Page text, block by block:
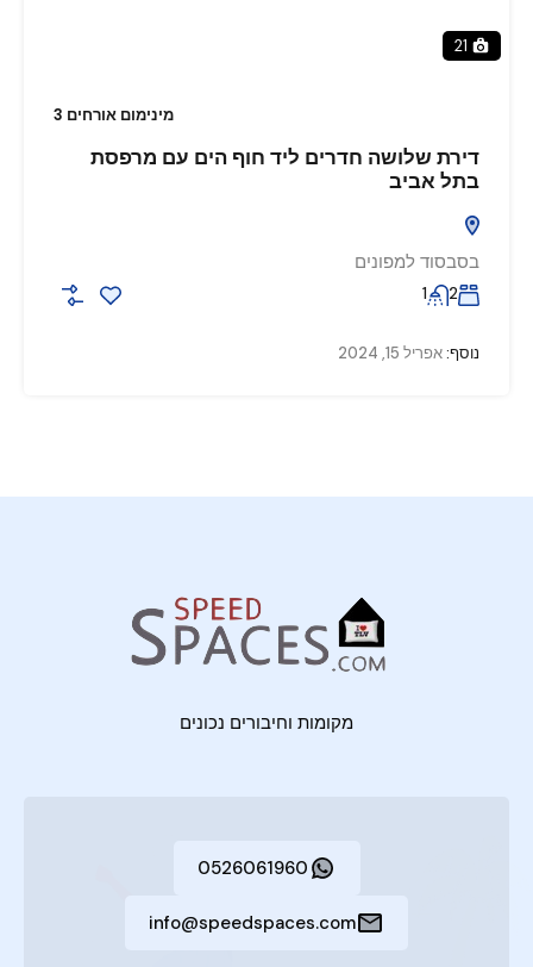
21
מינימום אורחים 3
דירת שלושה חדרים ליד חוף הים עם מרפסת
בתל אביב
בסבסוד למפונים
2
1
נוסף:אפריל 15, 2024
מקומות וחיבורים נכונים
0526061960
info@speedspaces.com